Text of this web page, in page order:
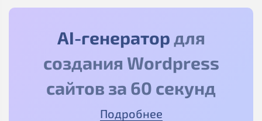
AI-генератордля
создания Wordpress
сайтов за 60 секунд
Подробнее